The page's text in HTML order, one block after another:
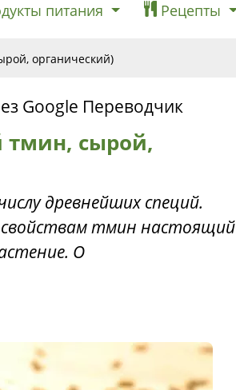
питания Рецепты
органический)
Google Переводчик
тмин, сырой,
древнейших специй.
свойствам тмин настоящий
О